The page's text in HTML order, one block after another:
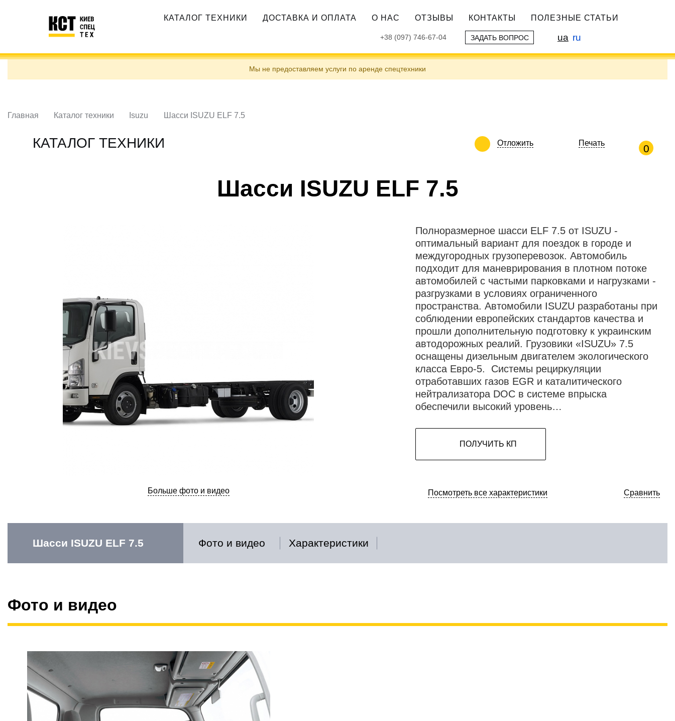
навигация
КАТАЛОГ ТЕХНИКИ ДОСТАВКА И ОПЛАТА О НАС ОТЗЫВЫ КОНТАКТЫ ПОЛЕЗНЫЕ СТАТЬИ
+38 (097) 746-67-04 ЗАДАТЬ ВОПРОС ua ru
Мы не предоставляем услуги по аренде спецтехники
Главная Каталог техники Isuzu Шасси ISUZU ELF 7.5
КАТАЛОГ ТЕХНИКИ Отложить Печать 0
Шасси ISUZU ELF 7.5
Больше фото и видео
Полноразмерное шасси ELF 7.5 от ISUZU -
оптимальный вариант для поездок в городе и
междугородных грузоперевозок. Автомобиль
подходит для маневрирования в плотном потоке
автомобилей с частыми парковками и нагрузками -
разгрузками в условиях ограниченного
пространства. Автомобили ISUZU разработаны при
соблюдении европейских стандартов качества и
прошли дополнительную подготовку к украинским
автодорожных реалий. Грузовики «ISUZU» 7.5
оснащены дизельным двигателем экологического
класса Евро-5. Системы рециркуляции
отработавших газов EGR и каталитического
нейтрализатора DOC в системе впрыска
обеспечили высокий уровень…
ПОЛУЧИТЬ КП
Посмотреть все характеристики Сравнить
Шасси ISUZU ELF 7.5 Фото и видео Характеристики
Фото и видео